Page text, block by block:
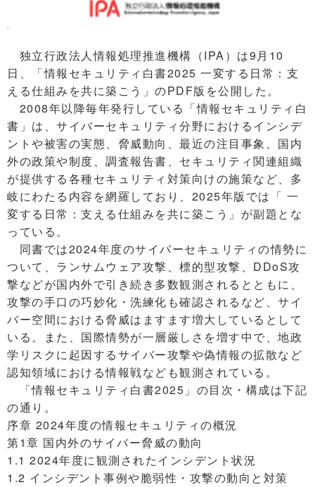
独立行政法人情報処理推進機構（IPA）は9月10
日、「情報セキュリティ白書2025 一変する日常：支
える仕組みを共に築こう」のPDF版を公開した。
2008年以降毎年発行している「情報セキュリティ白
書」は、サイバーセキュリティ分野におけるインシデ
ントや被害の実態、脅威動向、最近の注目事象、国内
外の政策や制度、調査報告書、セキュリティ関連組織
が提供する各種セキュリティ対策向けの施策など、多
岐にわたる内容を網羅しており、2025年版では「 一
変する日常：支える仕組みを共に築こう」が副題とな
っている。
同書では2024年度のサイバーセキュリティの情勢に
ついて、ランサムウェア攻撃、標的型攻撃、DDoS攻
撃などが国内外で引き続き多数観測されるとともに、
攻撃の手口の巧妙化・洗練化も確認されるなど、サイ
バー空間における脅威はますます増大しているとして
いる。また、国際情勢が一層厳しさを増す中で、地政
学リスクに起因するサイバー攻撃や偽情報の拡散など
認知領域における情報戦なども観測されている。
「情報セキュリティ白書2025」の目次・構成は下記
の通り。
序章 2024年度の情報セキュリティの概況
第1章 国内外のサイバー脅威の動向
1.1 2024年度に観測されたインシデント状況
1.2 インシデント事例や脆弱性・攻撃の動向と対策